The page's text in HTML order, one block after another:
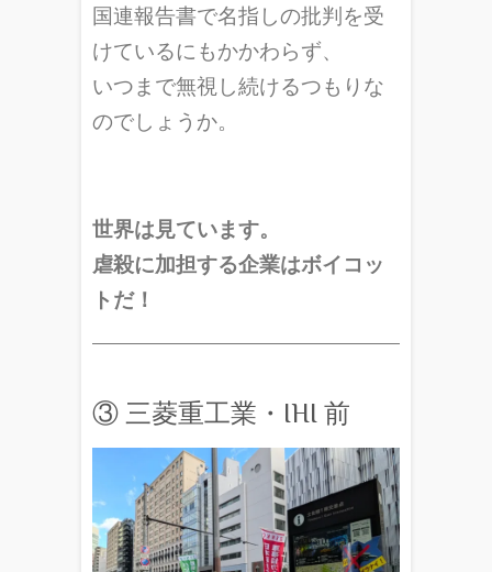
国連報告書で名指しの批判を受
けているにもかかわらず、
いつまで無視し続けるつもりな
のでしょうか。
世界は見ています。
虐殺に加担する企業はボイコッ
トだ！
③ 三菱重工業・IHI 前